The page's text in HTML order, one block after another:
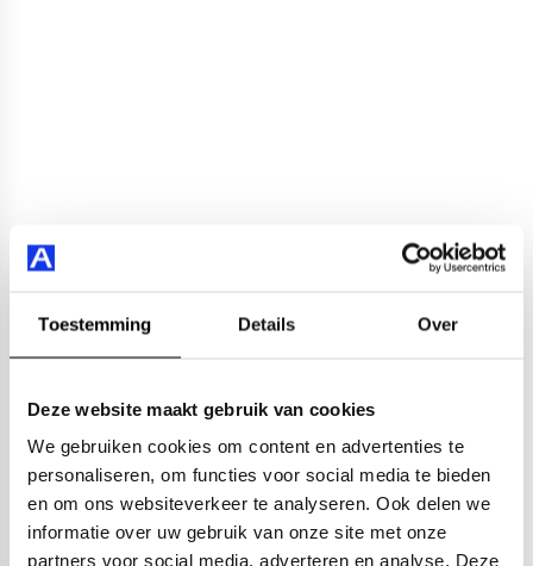
Toestemming Details Over
Deze website maakt gebruik van cookies
We gebruiken cookies om content en advertenties te
personaliseren, om functies voor social media te bieden
en om ons websiteverkeer te analyseren. Ook delen we
informatie over uw gebruik van onze site met onze
partners voor social media, adverteren en analyse. Deze